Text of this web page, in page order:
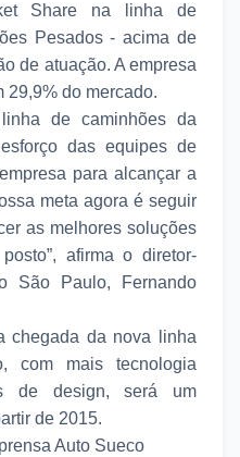
Share na linha de
Pesados - acima de
de atuação. A empresa
29,9% do mercado.
de caminhões da
das equipes de
para alcançar a
meta agora é seguir
as melhores soluções
afirma o diretor-
São Paulo, Fernando
chegada da nova linha
com mais tecnologia
de design, será um
de 2015.
Auto Sueco